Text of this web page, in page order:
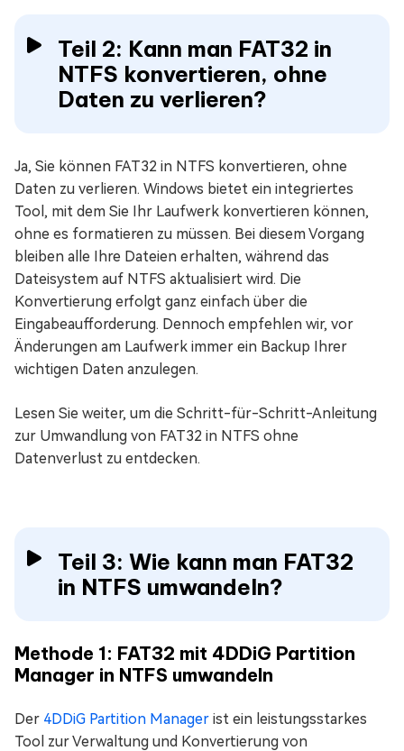
Teil 2: Kann man FAT32 in
NTFS konvertieren, ohne
Daten zu verlieren?
Ja, Sie können FAT32 in NTFS konvertieren, ohne
Daten zu verlieren. Windows bietet ein integriertes
Tool, mit dem Sie Ihr Laufwerk konvertieren können,
ohne es formatieren zu müssen. Bei diesem Vorgang
bleiben alle Ihre Dateien erhalten, während das
Dateisystem auf NTFS aktualisiert wird. Die
Konvertierung erfolgt ganz einfach über die
Eingabeaufforderung. Dennoch empfehlen wir, vor
Änderungen am Laufwerk immer ein Backup Ihrer
wichtigen Daten anzulegen.
Lesen Sie weiter, um die Schritt-für-Schritt-Anleitung
zur Umwandlung von FAT32 in NTFS ohne
Datenverlust zu entdecken.
Teil 3: Wie kann man FAT32
in NTFS umwandeln?
Methode 1: FAT32 mit 4DDiG Partition
Manager in NTFS umwandeln
Der 4DDiG Partition Manager ist ein leistungsstarkes
Tool zur Verwaltung und Konvertierung von